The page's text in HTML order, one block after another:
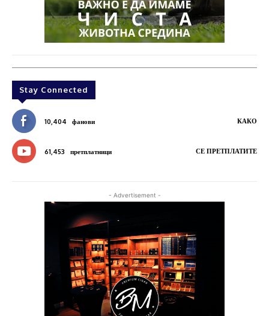
Stay Connected
10,404 фанови КАКО
61,453 претплатници СЕ ПРЕТПЛАТИТЕ
- Advertisement -